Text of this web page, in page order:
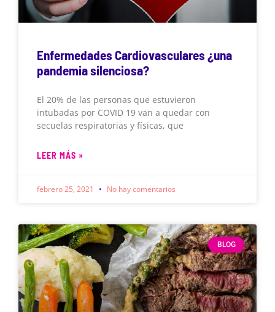
Enfermedades Cardiovasculares ¿una
pandemia silenciosa?
El 20% de las personas que estuvieron
intubadas por COVID 19 van a quedar con
secuelas respiratorias y físicas, que
LEER MÁS »
febrero 25, 2021 No hay comentarios
BLOG